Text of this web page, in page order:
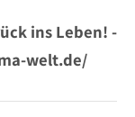
ins Leben! -
welt.de/